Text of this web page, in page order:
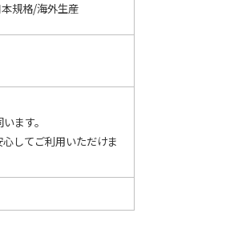
本規格/海外生産
ます。
してご利用いただけま